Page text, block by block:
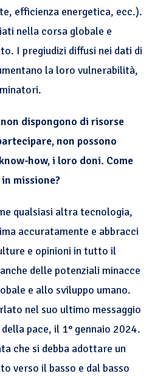
efficienza energetica, ecc.).
nella corsa globale e
I pregiudizi diffusi nei dati di
la loro vulnerabilità,
dispongono di risorse
non possono
how, i loro doni. Come
missione?
qualsiasi altra tecnologia,
accuratamente e abbracci
e opinioni in tutto il
delle potenziali minacce
e allo sviluppo umano.
nel suo ultimo messaggio
pace, il 1° gennaio 2024.
che si debba adottare un
verso il basso e dal basso